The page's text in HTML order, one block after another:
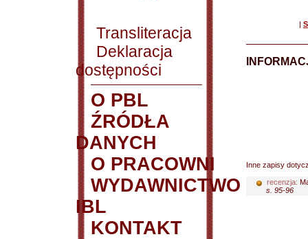
Transliteracja
Deklaracja
dostępności
O PBL
ŹRÓDŁA
DANYCH
O PRACOWNI
WYDAWNICTWO
IBL
KONTAKT
|
Inne zapisy
recenzja:
s. 95-96